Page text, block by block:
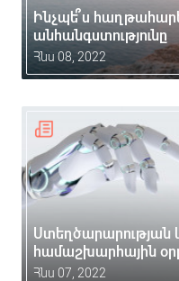
Ինչպե՞ս
անհանգստությունը
Հնս 08, 2022
Ստեղծարարության
համաշխարհային
Հնս 07, 2022